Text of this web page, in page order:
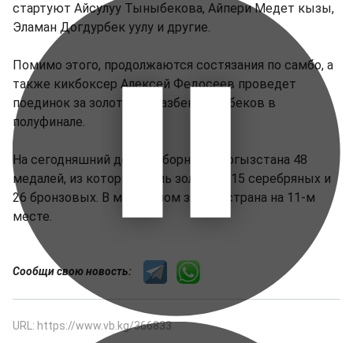
стартуют Айсулуу Тыныбекова, Айпери Медет кызы,
Эламан Догдурбек уулу и другие.
Помимо этого, продолжаются состязания по самбо, а
также кикбоксер Алексей Федосеев проведет
поединок за золото, а Авазбек Аманбеков в
полуфинале.
На сегодняшний день у сборной Кыргызстана 48
медалей, из которых семь золотых, 15 серебряных и
26 бронзовых. В медальном зачете страна на 11-м
месте.
Сообщи свою новость:
URL: https://www.vb.kg/366833